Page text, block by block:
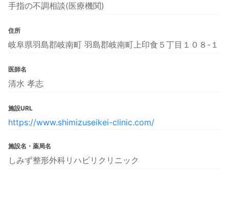
手指の不調相談(医療機関)
住所
岐阜県羽島郡岐南町 羽島郡岐南町上印食５丁目１０８-１
医師名
清水 孝志
施設URL
https://www.shimizuseikei-clinic.com/
施設名・薬局名
しみず整形外科リハビリクリニック